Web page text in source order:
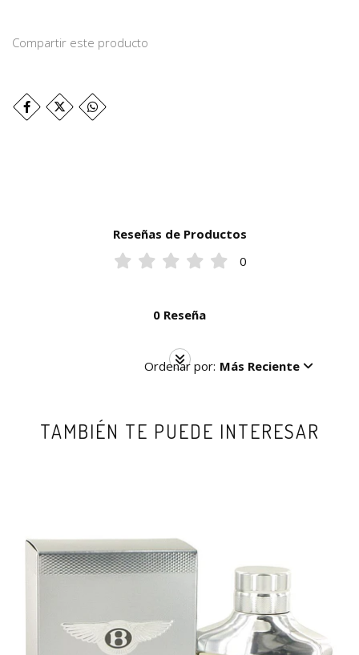
Compartir este producto
Reseñas de Productos
0
0 Reseña
Ordenar por: Más Reciente
TAMBIÉN TE PUEDE INTERESAR